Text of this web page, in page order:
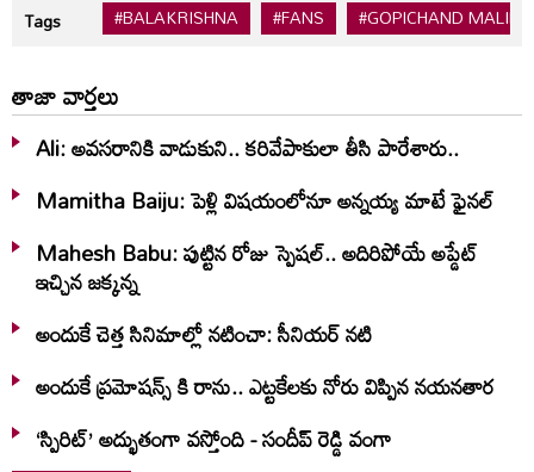
Tags #BALAKRISHNA #FANS #GOPICHAND
తాజా వార్తలు
Ali: అవసరానికి వాడుకుని.. కరివేపాకులా తీసి పారేశారు..
Mamitha Baiju: పెళ్లి విషయంలోనూ అన్నయ్య మాటే ఫైనల్‌
Mahesh Babu: పుట్టిన రోజు స్పెషల్.. అదిరిపోయే అప్డేట్
ఇచ్చిన జక్కన్న
అందుకే చెత్త సినిమాల్లో నటించా: సీనియర్ నటి
అందుకే ప్రమోషన్స్ కి రాను.. ఎట్టకేలకు నోరు విప్పిన నయనతార
‘స్పిరిట్’ అద్భుతంగా వస్తోంది - సందీప్ రెడ్డి వంగా